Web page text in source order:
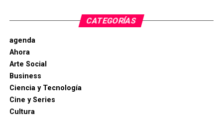
CATEGORÍAS
agenda
Ahora
Arte Social
Business
Ciencia y Tecnología
Cine y Series
Cultura